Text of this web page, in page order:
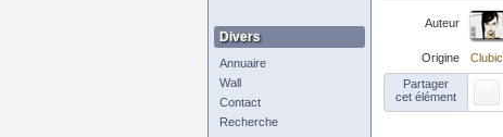
Divers
Annuaire
Wall
Contact
Recherche
Auteur
Origine
Clubic
Partager
cet élément